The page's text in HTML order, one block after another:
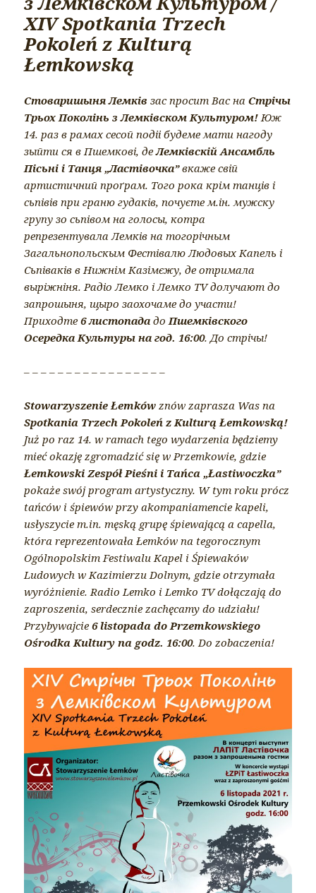
XIV Spotkania Trzech
Pokoleń z Kulturą
Łemkowską
Стоваришыня Лемків зас просит Вас наСтрічы
Трьох Поколінь з Лемківском Культуром! Юж
14. раз в рамах сесой подіі будеме мати нагоду
зыйти ся в Пшемкові, деЛемківскій Ансамбль
Пісьні і Танця „Ластівочка”вкаже свій
артистичний проґрам. Того рока крім танців і
сьпівів при граню гудаків, почуєте м.ін. мужску
групу зо сьпівом на голосы, котра
репрезентувала Лемків на тогорічным
Загальнопольскым Фестівалю Людовых Капель і
Сьпіваків в Нижнім Казімєжу, де отримала
выріжніня. Радіо Лемко і Лемко TV долучают до
запрошыня, щыро заохочаме до участи!
Приходте6 листопада до Пшемківского
Осередка Культуры на год. 16:00. До стрічы!
– – – – – – – – – – – – – – – – –
Stowarzyszenie Łemków znów zaprasza Was na
Spotkania Trzech Pokoleń z Kulturą Łemkowską!
Już po raz 14. w ramach tego wydarzenia będziemy
mieć okazję zgromadzić się w Przemkowie, gdzie
Łemkowski Zespół Pieśni i Tańca „Łastiwoczka”
pokaże swój program artystyczny. W tym roku prócz
tańców i śpiewów przy akompaniamencie kapeli,
usłyszycie m.in. męską grupę śpiewającą a capella,
która reprezentowała Łemków na tegorocznym
Ogólnopolskim Festiwalu Kapel i Śpiewaków
Ludowych w Kazimierzu Dolnym, gdzie otrzymała
wyróżnienie. Radio Lemko i Lemko TV dołączają do
zaproszenia, serdecznie zachęcamy do udziału!
Przybywajcie6 listopada do Przemkowskiego
Ośrodka Kultury na godz. 16:00. Do zobaczenia!